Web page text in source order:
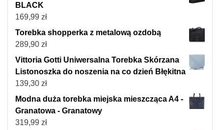
BLACK
169,99 zł
Torebka shopperka z metalową ozdobą
289,90 zł
Vittoria Gotti Uniwersalna Torebka Skórzana
Listonoszka do noszenia na co dzień Błękitna
139,30 zł
Modna duża torebka miejska mieszcząca A4 -
Granatowa - Granatowy
319,99 zł